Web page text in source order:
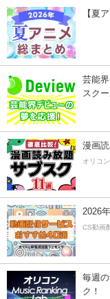
【夏
芸能
スク
漫画
オリコ
2026
CS動画
毎週
ク！